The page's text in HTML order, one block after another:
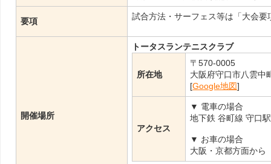
要項 試合方法・サーフェス等は「大会
開催場所
トータスランテニスクラブ
所在地
〒570-0005
大阪府守口市八雲中
[Google地図]
アクセス
▼ 電車の場合
地下鉄 谷町線 守口
▼ お車の場合
大阪・京都方面か